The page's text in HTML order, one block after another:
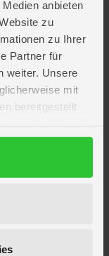
anbieten
zu
zu Ihrer
Partner für
weiter. Unsere
mit
bereitgestellt
sichern
Anmelden